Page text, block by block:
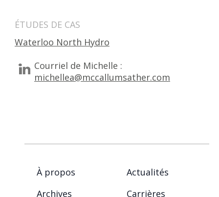
ÉTUDES DE CAS
Waterloo North Hydro
Courriel de Michelle :
michellea@mccallumsather.com
À propos
Actualités
Archives
Carrières